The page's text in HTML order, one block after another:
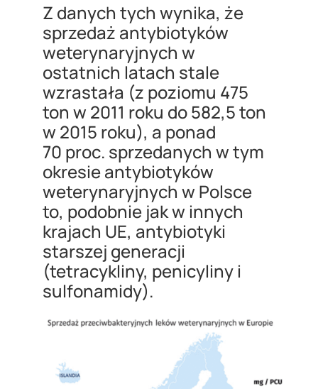
Z danych tych wynika, że
sprzedaż antybiotyków
weterynaryjnych w
ostatnich latach stale
wzrastała (z poziomu 475
ton w 2011 roku do 582,5 ton
w 2015 roku), a ponad
70 proc. sprzedanych w tym
okresie antybiotyków
weterynaryjnych w Polsce
to, podobnie jak w innych
krajach UE, antybiotyki
starszej generacji
(tetracykliny, penicyliny i
sulfonamidy).